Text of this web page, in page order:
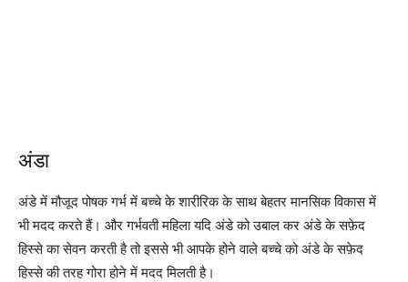
अंडा
अंडे में मौजूद पोषक गर्भ में बच्चे के शारीरिक के साथ बेहतर मानसिक विकास में
भी मदद करते हैं। और गर्भवती महिला यदि अंडे को उबाल कर अंडे के सफ़ेद
हिस्से का सेवन करती है तो इससे भी आपके होने वाले बच्चे को अंडे के सफ़ेद
हिस्से की तरह गोरा होने में मदद मिलती है।